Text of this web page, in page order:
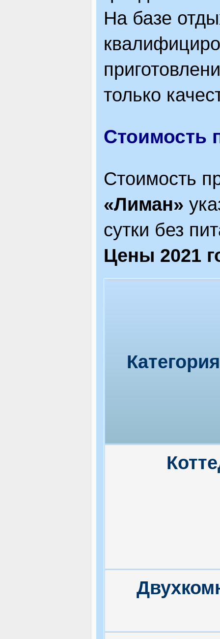
На базе
только
Стоимость
Стоимость
«Лиман»
сутки без
Цены 2021